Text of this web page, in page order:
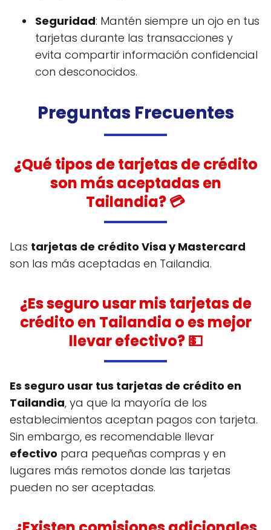
Seguridad: Mantén siempre un ojo en tus
tarjetas durante las transacciones y
evita compartir información confidencial
con desconocidos.
Preguntas Frecuentes
¿Qué tipos de tarjetas de crédito
son más aceptadas en
Tailandia? 💳
Las tarjetas de crédito Visa y Mastercard
son las más aceptadas en Tailandia.
¿Es seguro usar mis tarjetas de
crédito en Tailandia o es mejor
llevar efectivo? 💵
Es seguro usar tus tarjetas de crédito en
Tailandia, ya que la mayoría de los
establecimientos aceptan pagos con tarjeta.
Sin embargo, es recomendable llevar
efectivo para pequeñas compras y en
lugares más remotos donde las tarjetas
pueden no ser aceptadas.